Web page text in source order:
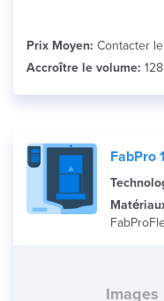
Prix Moyen: Contacter
Accroître le volume:
FabPro